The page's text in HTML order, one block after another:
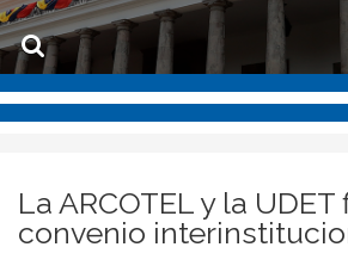
La ARCOTEL y la
convenio